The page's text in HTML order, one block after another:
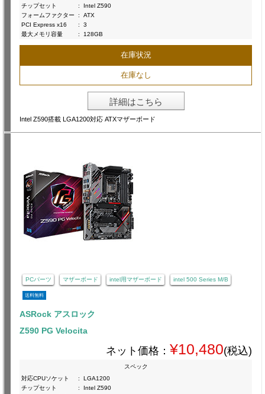
チップセット
:
Intel Z590
フォームファクター
:
ATX
PCI Express x16
:
3
最大メモリ容量
: 128GB
在庫状況
在庫なし
詳細はこちら
Intel Z590搭載 LGA1200対応 ATXマザーボード
PCパーツ マザーボード intel用マザーボード intel 500 Series M/B
送料無料
ASRock アスロック
Z590 PG Velocita
ネット価格： ¥10,480(税込)
スペック
対応CPUソケット
:
LGA1200
チップセット
:
Intel Z590